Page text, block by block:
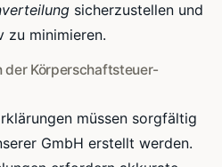
sicherzustellen und
zu minimieren.
der Körperschaftsteuer-
müssen sorgfältig
GmbH erstellt werden.